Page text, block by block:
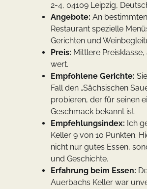
2-4, 04109 Leipzig,
Angebote: An
Restaurant spezielle
Gerichten und
Preis: Mittlere
wert.
Empfohlene Gerichte:
Fall den „Sächsischen
probieren, der für seinen
Geschmack bekannt ist.
Empfehlungsindex: Ich
Keller 9 von 10 Punkten.
nicht nur gutes Essen,
und Geschichte.
Erfahrung beim Essen:
Auerbachs Keller war